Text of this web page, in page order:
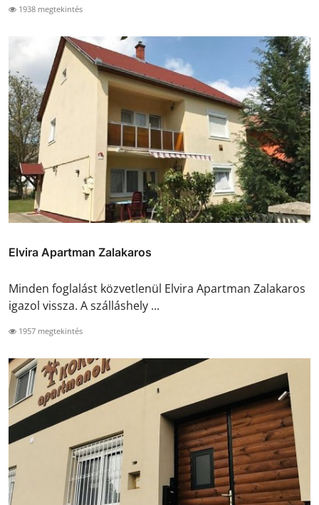
1938 megtekintés
Elvira Apartman Zalakaros
Minden foglalást közvetlenül Elvira Apartman Zalakaros
igazol vissza. A szálláshely ...
1957 megtekintés